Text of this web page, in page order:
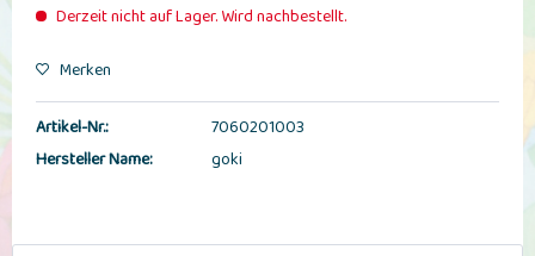
Derzeit nicht auf Lager. Wird nachbestellt.
Merken
Artikel-Nr.:
7060201003
Hersteller Name:
goki